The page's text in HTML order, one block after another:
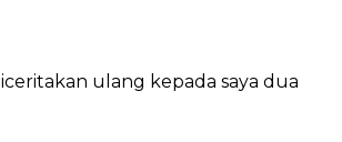
ulang kepada saya dua